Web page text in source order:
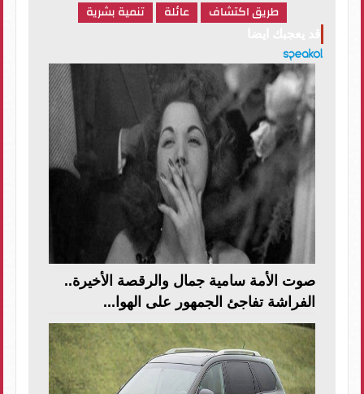
طريق اكتشاف
عائلة تنمية بشرية
صوت الأمة سامية جمال والرقصة الأخيرة..
الفراشة تفاجئ الجمهور على الهوا...